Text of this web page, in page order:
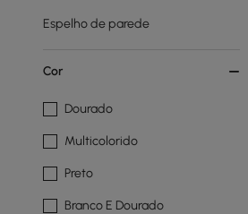
Espelho de parede
Cor
Dourado
Multicolorido
Preto
Branco E Dourado